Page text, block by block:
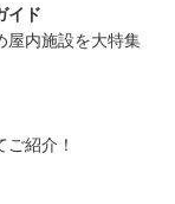
イド
屋内施設を大特集
紹介！